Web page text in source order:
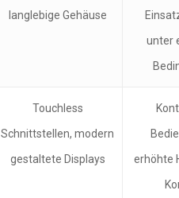
langlebige Gehäuse
unter
Touchless
Schnittstellen, modern
gestaltete Displays
erhöhte